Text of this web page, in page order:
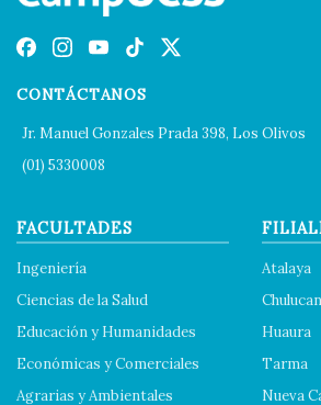
CONTÁCTANOS
Jr. Manuel Gonzales Prada 398, Los Olivos
(01) 5330008
FACULTADES
Ingeniería
Ciencias de la Salud
Educación y Humanidades
Económicas y Comerciales
Agrarias y Ambientales
Atalaya
Huaura
Tarma
Nueva